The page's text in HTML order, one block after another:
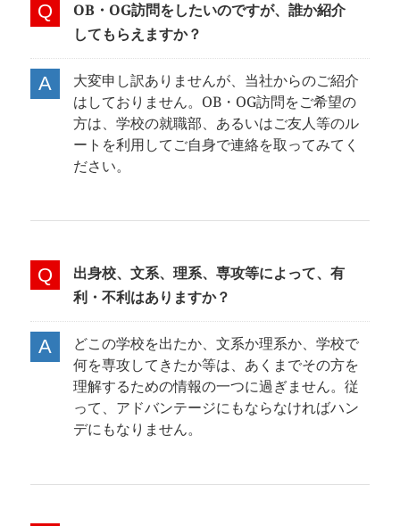
OB・OG訪問をしたいのですが、誰か紹介
してもらえますか？
大変申し訳ありませんが、当社からのご紹介
はしておりません。OB・OG訪問をご希望の
方は、学校の就職部、あるいはご友人等のル
ートを利用してご自身で連絡を取ってみてく
ださい。
出身校、文系、理系、専攻等によって、有
利・不利はありますか？
どこの学校を出たか、文系か理系か、学校で
何を専攻してきたか等は、あくまでその方を
理解するための情報の一つに過ぎません。従
って、アドバンテージにもならなければハン
デにもなりません。